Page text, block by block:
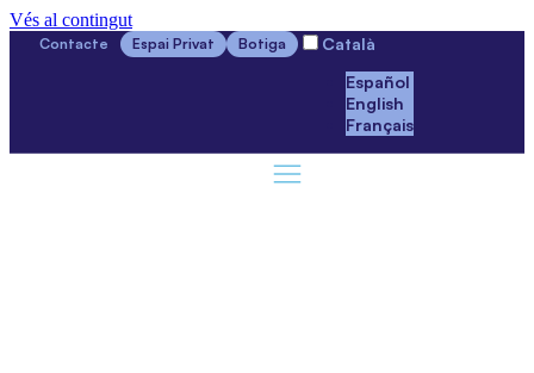
Vés al contingut
Contacte Espai Privat Botiga
Català
Español
English
Français